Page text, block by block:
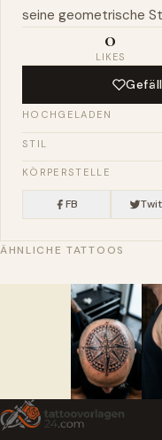
seine geometrische
0
LIKES
HOCHGELADEN
STIL
KÖRPERSTELLE
FB
ÄHNLICHE TATTOOS